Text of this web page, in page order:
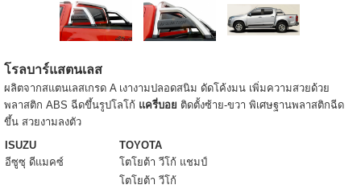
โรลบาร์แสตนเลส
ผลิตจากสแตนเลสเกรด A เงางามปลอดสนิม ดัดโค้งมน เพิ่มความสวยด้วย
พลาสติก ABS ฉีดขึ้นรูปโลโก้ แครี่บอย ติดตั้งซ้าย-ขวา พิเศษฐานพลาสติกฉีด
ขึ้น สวยงามลงตัว
ISUZU
TOYOTA
อีซูซุ ดีแมคซ์
โตโยต้า วีโก้ แชมป์
โตโยต้า วีโก้